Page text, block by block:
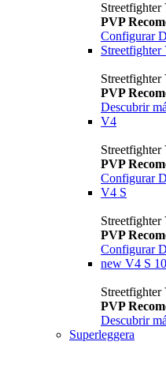
Streetfighter
PVP
Configurar
Streetfighter
PVP
Descubrir
V4
Streetfighter
PVP
Configurar
V4 S
Streetfighter
PVP
Configurar
new V4 S
PVP
Descubrir
Superleggera